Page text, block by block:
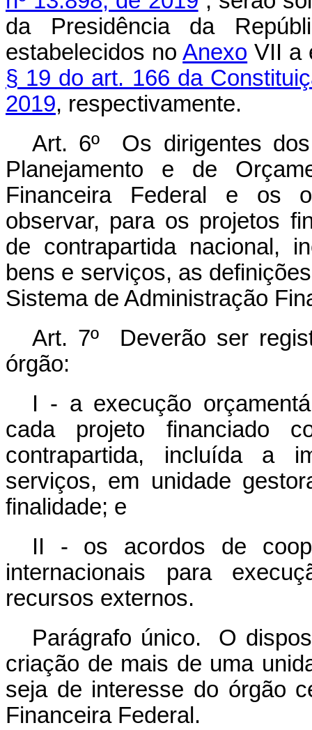
da Presidência da
estabelecidos noAnexo VII a
§ 19 do art. 166 da
2019, respectivamente.
Art. 6º Os dirigentes
Planejamento e de
Financeira Federal e os
observar, para os projetos
de contrapartida nacional,
bens e serviços, as
Sistema de Administração
Art. 7º Deverão ser
órgão:
I - a execução
cada projeto financiado
contrapartida, incluída a
serviços, em unidade
finalidade; e
II - os acordos de
internacionais para
recursos externos.
Parágrafo único. O
criação de mais de uma
seja de interesse do órgão
Financeira Federal.